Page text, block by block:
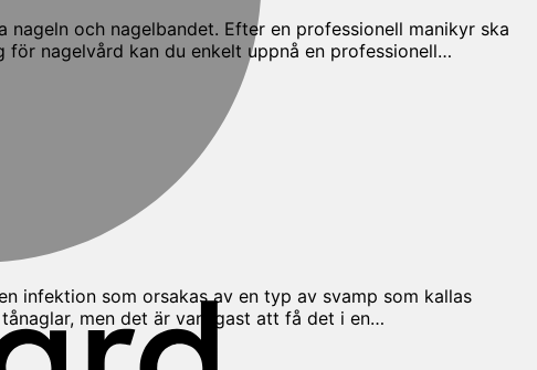
och nagelbandet. Efter en professionell manikyr ska
nagelvård kan du enkelt uppnå en professionell…
infektion som orsakas av en typ av svamp som kallas
men det är vanligast att få det i en…